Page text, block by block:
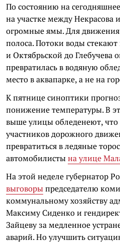
По состоянию на
на участке между Некрасова
огромные ямы. Для движения
полоса. Потоки воды
и Октябрьской до Глебучева
превратилась в водяную
место в аквапарке, а не на
К пятнице синоптики
понижение температуры. В
выше улицы обледенеют, что
участников дорожного
превратиться в ледяные
автомобилистына улице
На этой неделе губернатор
выговорыпредседателю
коммунальному хозяйству
Максиму Сиденко и
Зайцеву за медленное
аварий. Но улучшить